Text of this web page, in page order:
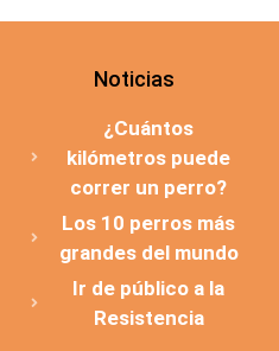
Noticias
¿Cuántos
kilómetros puede
correr un perro?
Los 10 perros más
grandes del mundo
Ir de público a la
Resistencia